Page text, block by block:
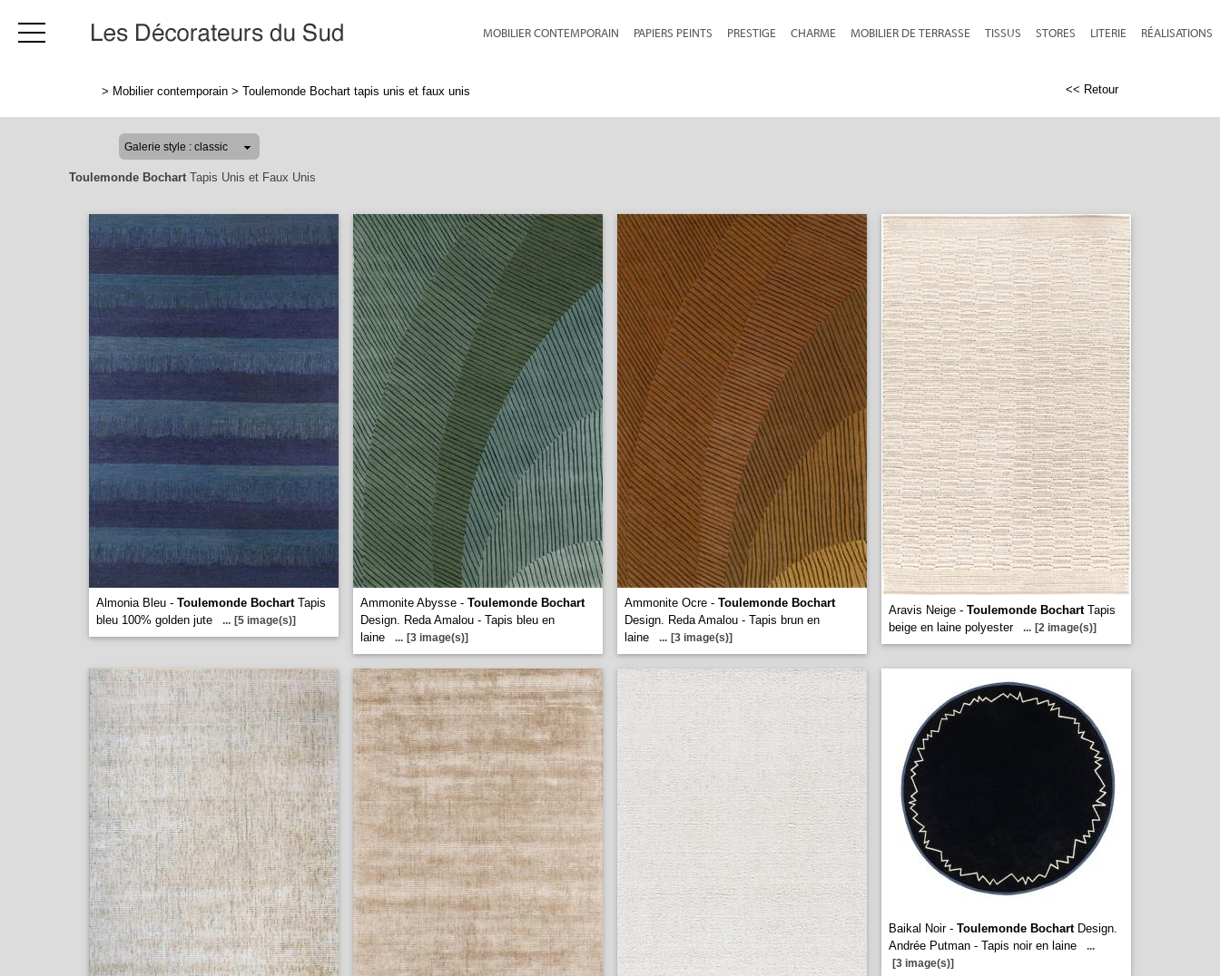
MOBILIER CONTEMPORAIN PAPIERS PEINTS PRESTIGE CHARME MOBILIER DE TERRASSE TISSUS STORES LITERIE RÉALISATIONS
> Mobilier contemporain > Toulemonde Bochart tapis unis et faux unis << Retour
Toulemonde Bochart Tapis Unis et Faux Unis
Almonia Bleu - Toulemonde BochartTapis
bleu 100% golden jute
... [5 image(s)]
Ammonite Abysse - Toulemonde Bochart
Design. Reda Amalou - Tapis bleu en
laine
... [3 image(s)]
Ammonite Ocre - Toulemonde Bochart
Design. Reda Amalou - Tapis brun en
laine
... [3 image(s)]
Aravis Neige - Toulemonde BochartTapis
beige en laine polyester
... [2 image(s)]
Baikal Noir - Toulemonde BochartDesign.
Andrée Putman - Tapis noir en laine
...
[3 image(s)]